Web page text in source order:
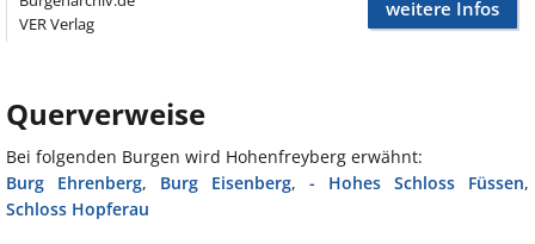
VER Verlag
weitere Infos
Querverweise
Bei folgenden Burgen wird Hohenfreyberg erwähnt:
Burg Ehrenberg, Burg Eisenberg, - Hohes Schloss Füssen,
Schloss Hopferau